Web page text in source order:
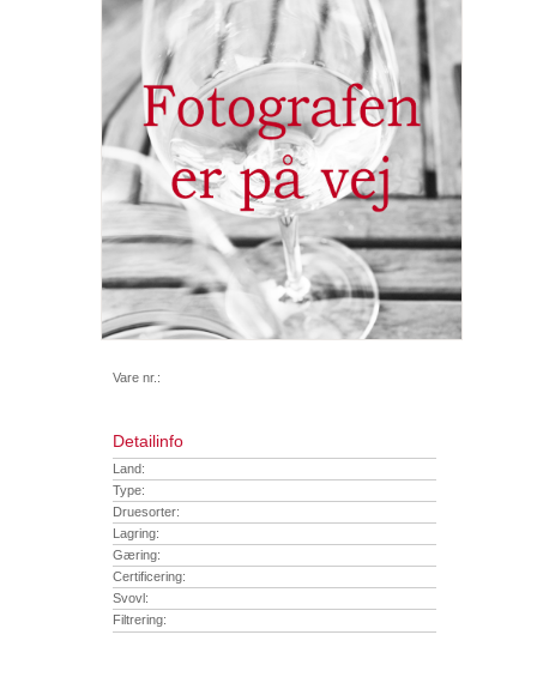
Vare nr.:
Detailinfo
Land:
Type:
Druesorter:
Lagring:
Gæring:
Certificering:
Svovl:
Filtrering: